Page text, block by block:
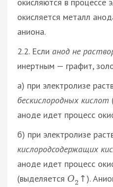
окисляется металл
аниона.
2.2. Если анод не
инертным — графит,
а) при электролизе
бескислородных кислот
аноде идет процесс
б) при электролизе
кислородсодержащих
аноде идет процесс
(выделяется О2 ↑).